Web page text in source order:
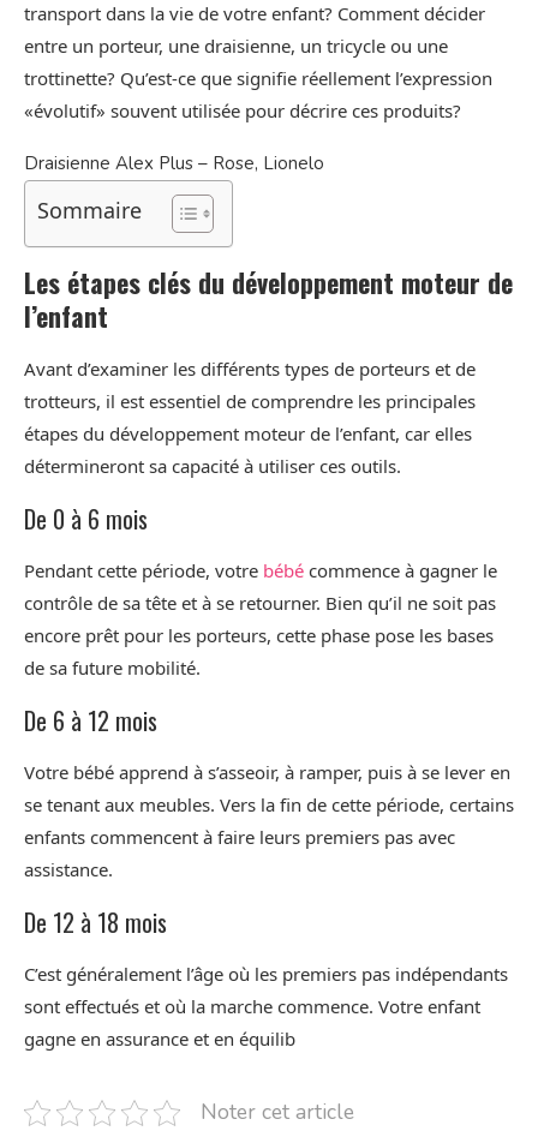
transport dans la vie de votre enfant? Comment décider
entre un porteur, une draisienne, un tricycle ou une
trottinette? Qu’est-ce que signifie réellement l’expression
«évolutif» souvent utilisée pour décrire ces produits?
Draisienne Alex Plus – Rose, Lionelo
Sommaire
Les étapes clés du développement moteur de
l’enfant
Avant d’examiner les différents types de porteurs et de
trotteurs, il est essentiel de comprendre les principales
étapes du développement moteur de l’enfant, car elles
détermineront sa capacité à utiliser ces outils.
De 0 à 6 mois
Pendant cette période, votre bébé commence à gagner le
contrôle de sa tête et à se retourner. Bien qu’il ne soit pas
encore prêt pour les porteurs, cette phase pose les bases
de sa future mobilité.
De 6 à 12 mois
Votre bébé apprend à s’asseoir, à ramper, puis à se lever en
se tenant aux meubles. Vers la fin de cette période, certains
enfants commencent à faire leurs premiers pas avec
assistance.
De 12 à 18 mois
C’est généralement l’âge où les premiers pas indépendants
sont effectués et où la marche commence. Votre enfant
gagne en assurance et en équilib
Noter cet article